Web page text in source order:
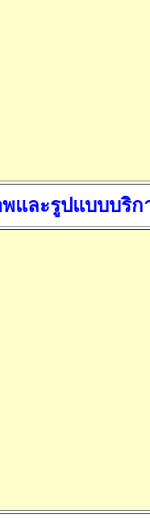
ละรูปแบบบริก